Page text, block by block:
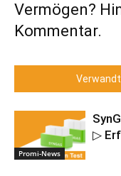
Vermögen?
Kommentar.
Promi-News
▷